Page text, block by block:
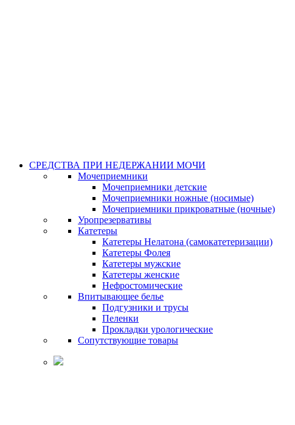
СРЕДСТВА ПРИ НЕДЕРЖАНИИ МОЧИ
Мочеприемники
Мочеприемники детские
Мочеприемники ножные (носимые)
Мочеприемники прикроватные (ночные)
Уропрезервативы
Катетеры
Катетеры Нелатона (самокатетеризации)
Катетеры Фолея
Катетеры мужские
Катетеры женские
Нефростомические
Впитывающее белье
Подгузники и трусы
Пеленки
Прокладки урологические
Сопутствующие товары